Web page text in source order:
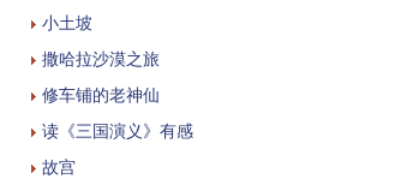
小土坡
撒哈拉沙漠之旅
修车铺的老神仙
读《三国演义》有感
故宫